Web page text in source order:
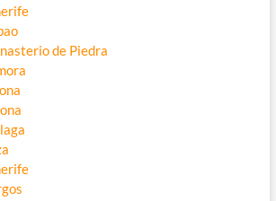
de Piedra